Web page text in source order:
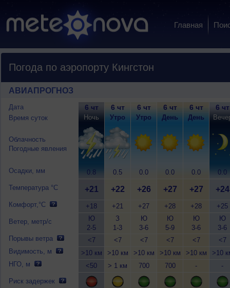
Главная
Погода по аэропорту Кингстон
АВИАПРОГНОЗ
Дата
Время суток
Облачность
Погодные явления
Осадки, мм
Температура °C
Комфорт,°C
Ветер, метр/с
Порывы ветра
Видимость, м
НГО, м
Риск задержек
6 чт
Ночь
0.8
+21
+18
Ю
2-5
<7
>10 км
<50
6 чт
Утро
0.5
+22
+21
З
1-3
<7
>10 км
> 1 км
6 чт
Утро
0.0
+26
+27
Ю
3-6
<7
>10 км
700
6 чт
День
0.0
+27
+28
Ю
5-9
<7
>10 км
700
6 чт
День
0.0
+27
+28
Ю
3-6
<7
>10 км
-
6 чт
0.0
+24
+25
Ю
3-6
<7
>10
-